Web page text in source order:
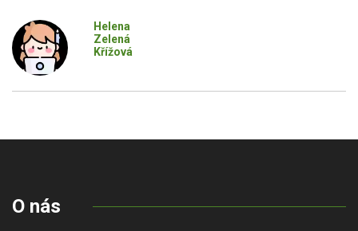
Helena
Zelená
Křížová
O nás